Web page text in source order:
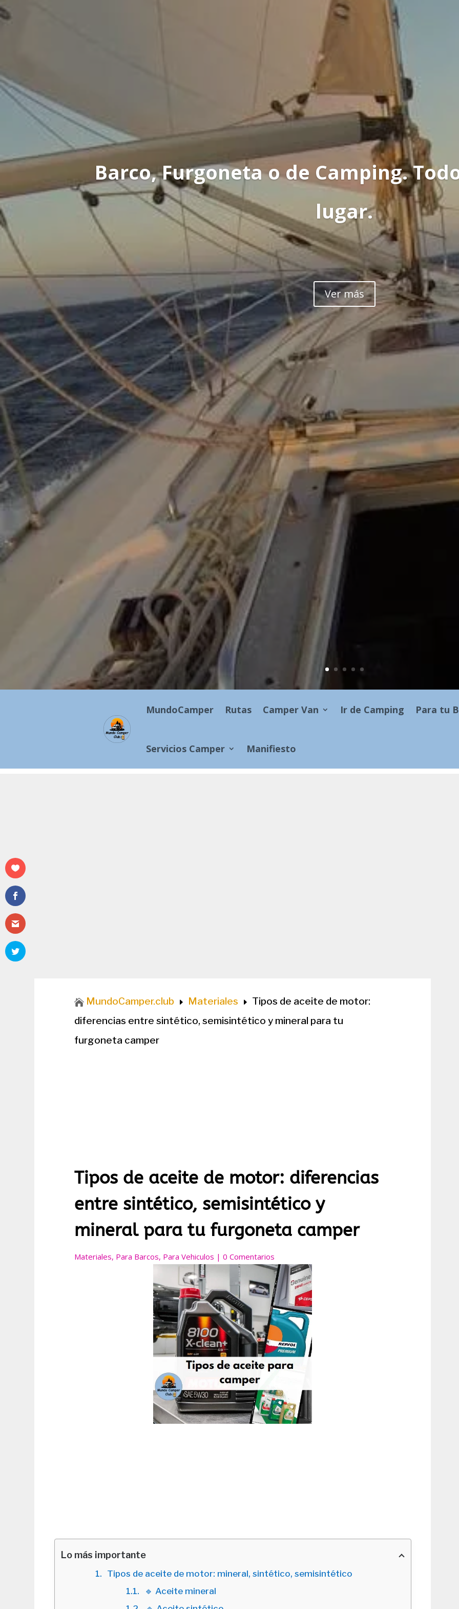
Barco, Furgoneta o de Camping.
lugar.
Ver más
MundoCamper Rutas Camper Van Ir de Camping Para tu
Servicios Camper Manifiesto
 MundoCamper.club E Materiales E Tipos de aceite de motor:
diferencias entre sintético, semisintético y mineral para tu
furgoneta camper
Tipos de aceite de motor: diferencias
entre sintético, semisintético y
mineral para tu furgoneta camper
Materiales, Para Barcos, Para Vehiculos | 0 Comentarios
Lo más importante
Tipos de aceite de motor: mineral, sintético, semisintético
🔹 Aceite mineral